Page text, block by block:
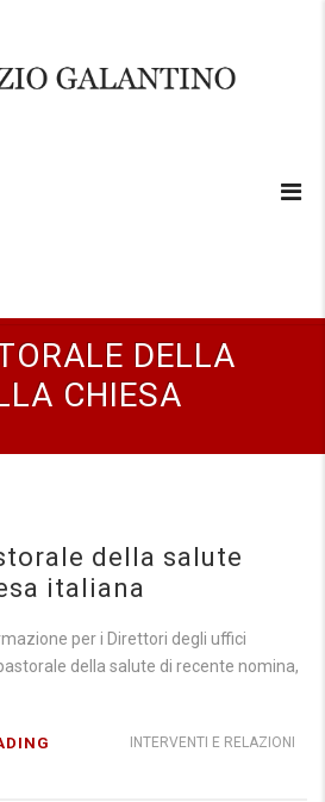
DELLA
CHIESA
della salute
italiana
per i Direttori degli uffici
della salute di recente nomina,
INTERVENTI E RELAZIONI